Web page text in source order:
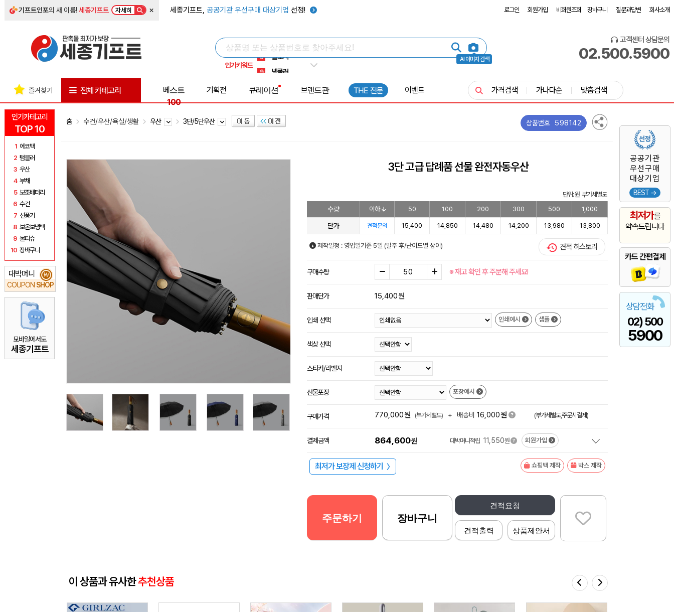
기프트인포의 새 이름!세종기프트 자세히 × 세종기프트, 공공기관 우선구매 대상기업 선정! 로그인 회원가입 비회원조회 장바구니 질문과답변 회사소개
AI 이미지 검색
인기키워드
5 키캡
8 쿨토시
1 선풍기
고객센터 상담문의
02.500.5900
인기카테고리
TOP 10
1 에코백
2 텀블러
3 우산
4 부채
5 보조배터리
6 수건
7 선풍기
8 보온보냉백
9 물티슈
10 장바구니
대박머니
COUPON SHOP
₩
모바일에서도
세종기프트
공공기관
우선구매
대상기업
BEST →
최저가를
약속드립니다
카드 간편결제
상담전화
02) 500
5900
즐겨찾기 전체 카테고리
베스트
100
기획전 큐레이션 브랜드관 THE 전문 이벤트 가격검색 가나다순 맞춤검색
홈 수건/우산/욕실/생활 우산 3단/5단우산 상품번호 598142
3단 고급 답례품 선물 완전자동우산
단위: 원 부가세별도
수량 이하 50 100 200 300 500 1,000
단가 견적문의 15,400 14,850 14,480 14,200 13,980 13,800
제작일정 : 영업일기준 5일 (발주 후/난이도별 상이) 견적 히스토리
구매수량 ※ 재고 확인 후 주문해 주세요!
판매단가 15,400원
인쇄 선택 인쇄예시 샘플
색상 선택
스티커/라벨지
선물포장 포장예시
구매가격 770,000원 (부가세별도) + 배송비 16,000원 (부가세별도,주문시결제)
결제금액 864,600원 대박머니적립 11,550원 회원가입
최저가 보장제 신청하기 〉 쇼핑백 제작 박스 제작
견적요청
견적출력 상품제안서
주문하기 장바구니
이 상품과 유사한추천상품